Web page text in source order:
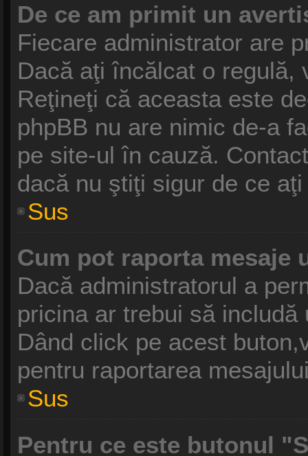
De ce am primit un
Fiecare administrator are
Dacă aţi încălcat o regulă,
Reţineţi că aceasta este
phpBB nu are nimic de-a
pe site-ul în cauză.
dacă nu ştiţi sigur de ce
Sus
Cum pot raporta mesaje
Dacă administratorul a
pricina ar trebui să
Dând click pe acest
pentru raportarea
Sus
Pentru ce este butonul